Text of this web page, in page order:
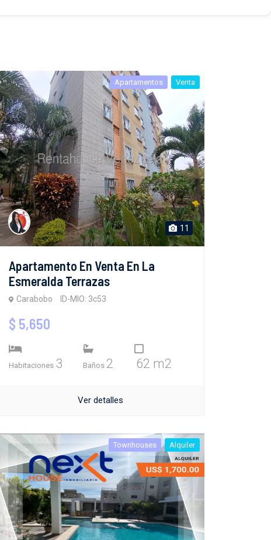
Apartamentos Venta
11
Apartamento En Venta En La
Esmeralda Terrazas
Carabobo ID-MIO: 3c53
$ 5,650
Habitaciones 3 Baños 2 62 m2
Ver detalles
Townhouses Alquiler